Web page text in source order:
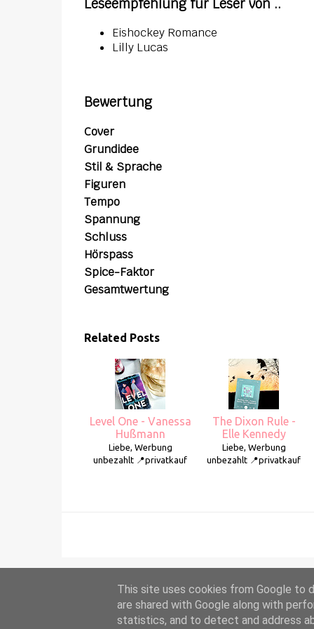
Leseempfehlung für Leser von ..
Eishockey Romance
Lilly Lucas
Bewertung
Cover
Grundidee
Stil & Sprache
Figuren
Tempo
Spannung
Schluss
Hörspass
Spice-Faktor
Gesamtwertung
Related Posts
Level One - Vanessa
Hußmann
Liebe, Werbung
unbezahlt 📍privatkauf
The Dixon Rule -
Elle Kennedy
Liebe, Werbung
unbezahlt 📍privatkauf
This site uses cookies from Google to
are shared with Google along with
statistics, and to detect and address